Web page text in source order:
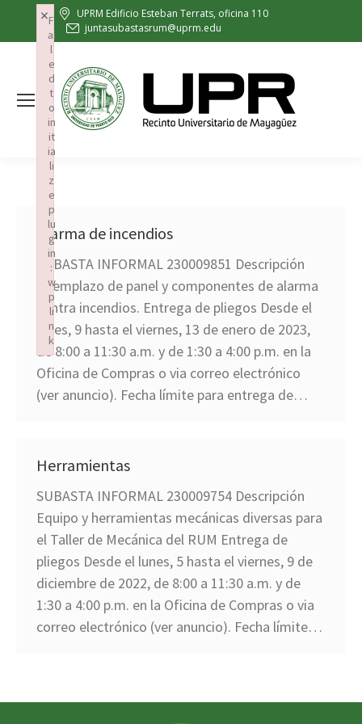
UPRM Edificio Esteban Terrats, oficina 110
juntasubastasrum@uprm.edu
Alarma de incendios
SUBASTA INFORMAL 230009851 Descripción
Reemplazo de panel y componentes de alarma
contra incendios. Entrega de pliegos Desde el
lunes, 9 hasta el viernes, 13 de enero de 2023,
de 8:00 a 11:30 a.m. y de 1:30 a 4:00 p.m. en la
Oficina de Compras o via correo electrónico
(ver anuncio). Fecha límite para entrega de…
Herramientas
SUBASTA INFORMAL 230009754 Descripción
Equipo y herramientas mecánicas diversas para
el Taller de Mecánica del RUM Entrega de
pliegos Desde el lunes, 5 hasta el viernes, 9 de
diciembre de 2022, de 8:00 a 11:30 a.m. y de
1:30 a 4:00 p.m. en la Oficina de Compras o via
correo electrónico (ver anuncio). Fecha límite…
F
ai
l
e
d
t
o
in
it
ia
li
z
e
p
lu
g
in
:
w
p
li
n
k
×
Failed to initialize plugin: wplink